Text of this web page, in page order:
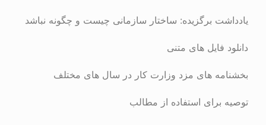
یادداشت برگزیده: ساختار سازمانی چیست و چگونه نباشد
دانلود فایل های متنی
بخشنامه های مزد وزارت کار در سال های مختلف
توصیه برای استفاده از مطالب